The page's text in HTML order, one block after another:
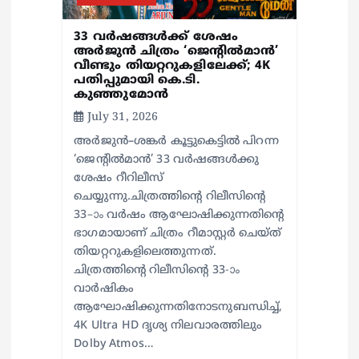
33 വർഷങ്ങൾക്ക് ശേഷം
അർജുൻ ചിത്രം ‘ജെന്റിൽമാൻ’
വീണ്ടും തിയറ്ററുകളിലേക്ക്; 4K
പതിപ്പുമായി കെ.ടി.
കുഞ്ഞുമോൻ
July 31, 2026
അർജുൻ–ശങ്കർ കൂട്ടുകെട്ടിൽ പിറന്ന
‘ജെന്റിൽമാൻ’ 33 വർഷങ്ങൾക്കു
ശേഷം റീറിലീസ്
ചെയ്യുന്നു.ചിത്രത്തിന്റെ റിലീസിന്റെ
33–ാം വർഷം ആഘോഷിക്കുന്നതിന്റെ
ഭാഗമായാണ് ചിത്രം റീമാസ്റ്റർ ചെയ്ത്
തിയറ്ററുകളിലെത്തുന്നത്.
ചിത്രത്തിന്റെ റിലീസിന്റെ 33-ാം
വാർഷികം
ആഘോഷിക്കുന്നതിനോടനുബന്ധിച്ച്,
4K Ultra HD ദൃശ്യ നിലവാരത്തിലും
Dolby Atmos…